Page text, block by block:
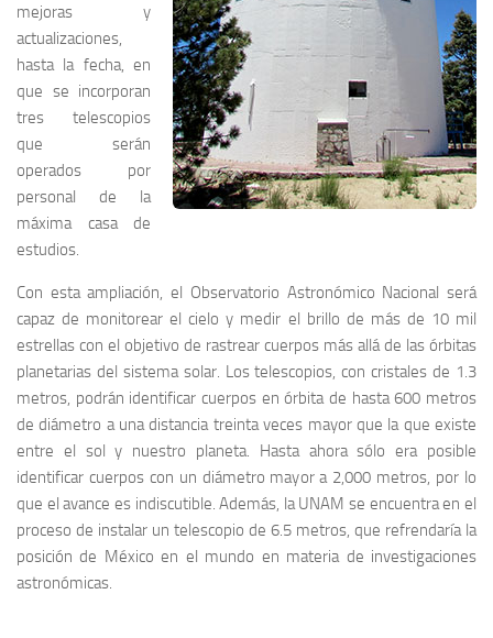
mejoras y
actualizaciones,
hasta la fecha, en
que se incorporan
tres telescopios
que serán
operados por
personal de la
máxima casa de
estudios.
Con esta ampliación, el Observatorio Astronómico Nacional será
capaz de monitorear el cielo y medir el brillo de más de 10 mil
estrellas con el objetivo de rastrear cuerpos más allá de las órbitas
planetarias del sistema solar. Los telescopios, con cristales de 1.3
metros, podrán identificar cuerpos en órbita de hasta 600 metros
de diámetro a una distancia treinta veces mayor que la que existe
entre el sol y nuestro planeta. Hasta ahora sólo era posible
identificar cuerpos con un diámetro mayor a 2,000 metros, por lo
que el avance es indiscutible. Además, la UNAM se encuentra en el
proceso de instalar un telescopio de 6.5 metros, que refrendaría la
posición de México en el mundo en materia de investigaciones
astronómicas.